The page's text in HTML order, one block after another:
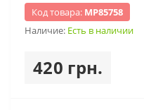
Код товара: МР85758
Наличие: Есть в наличии
420 грн.